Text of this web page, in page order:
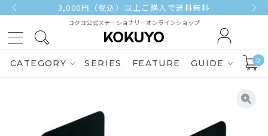
3,000円（税込）以上ご購入で送料無料
コクヨ公式ステーショナリーオンラインショップ
CATEGORY SERIES FEATURE GUIDE 0